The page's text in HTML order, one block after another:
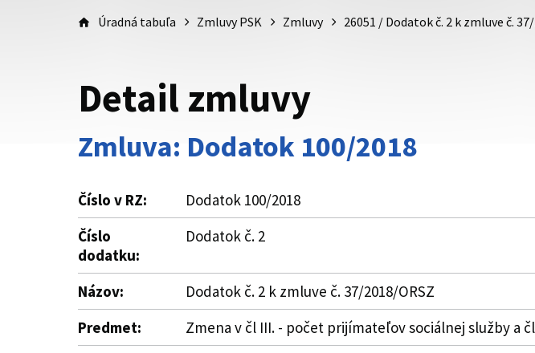
Úradná tabuľa Zmluvy PSK Zmluvy 26051 / Dodatok č. 2 k zmluve č.
Detail zmluvy
Zmluva: Dodatok 100/2018
Číslo v RZ:
Dodatok 100/2018
Číslo
dodatku:
Dodatok č. 2
Názov:
Dodatok č. 2 k zmluve č. 37/2018/ORSZ
Predmet:
Zmena v čl III. - počet prijímateľov sociálnej služby a